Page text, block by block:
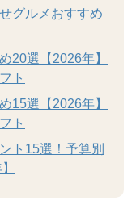
グルメおすすめ
20選【2026年】
ト
15選【2026年】
ト
ト15選！予算別